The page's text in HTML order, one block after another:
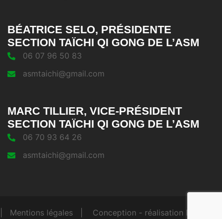
BÉATRICE SELO, PRÉSIDENTE
SECTION TAÏCHI QI GONG DE L’ASM
06 07 96 50 83
asmtaichi@gmail.com
MARC TILLIER, VICE-PRÉSIDENT
SECTION TAÏCHI QI GONG DE L’ASM
06 70 93 64 26
asmtaichi@gmail.com
| Mentions légales Conception - réalisation DF |